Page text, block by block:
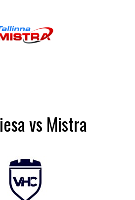
vs Mistra